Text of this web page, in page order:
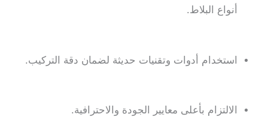
أنواع البلاط.
استخدام أدوات وتقنيات حديثة لضمان دقة التركيب.
الالتزام بأعلى معايير الجودة والاحترافية.